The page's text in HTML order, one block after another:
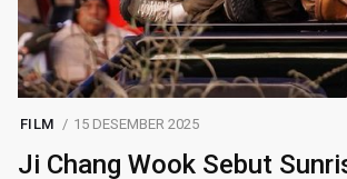
FILM 15 DESEMBER 2025
Ji Chang Wook Sebut